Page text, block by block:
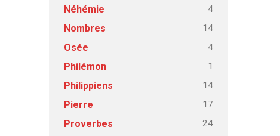
Néhémie 4
Nombres 14
Osée 4
Philémon 1
Philippiens 14
Pierre 17
Proverbes 24